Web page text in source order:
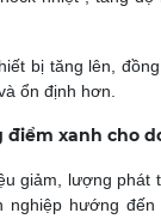
bị tăng lên,
ổn định hơn.
điểm xanh cho
giảm, lượng phát
nghiệp hướng